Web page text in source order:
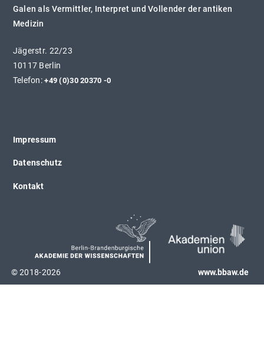
Galen als Vermittler, Interpret und Vollender der antiken
Medizin
Jägerstr. 22/23
10117 Berlin
Telefon:+49 (0)30 20370 -0
Impressum
Datenschutz
Kontakt
www.bbaw.de
© 2018-2026